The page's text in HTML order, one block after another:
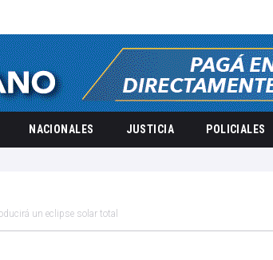
NACIONALES JUSTICIA POLICIALES
un eclipse solar total